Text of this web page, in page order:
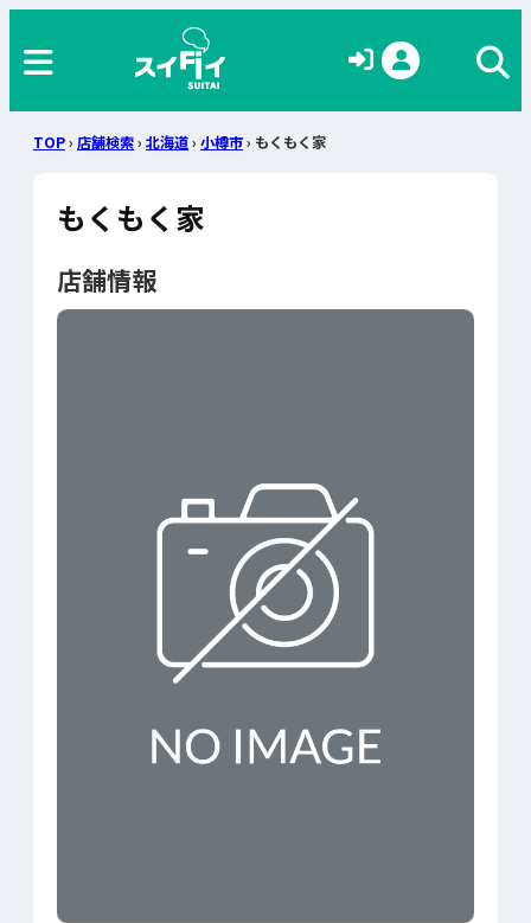
TOP› 店舗検索› 北海道› 小樽市› もくもく家
もくもく家
店舗情報